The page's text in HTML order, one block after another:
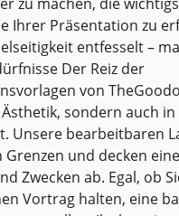
Sie die Eleganz des
Design Präsentation.
Ihrer Präsentation zu
entfesselt –
Der Reiz der
von
sondern auch
Unsere bearbeitbaren
und decken
Zwecken ab. Egal, ob
Vortrag halten, eine